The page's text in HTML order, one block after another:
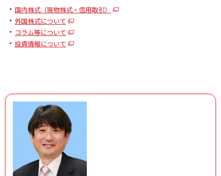
国内株式（現物株式・信用取引）
外国株式について
コラム等について
投資情報について